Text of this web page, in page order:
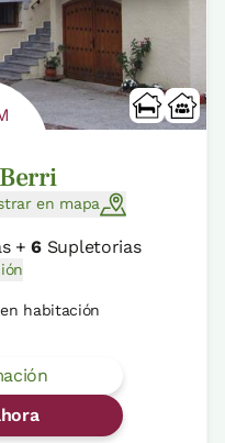
en mapa
+6 Supletorias
en habitación